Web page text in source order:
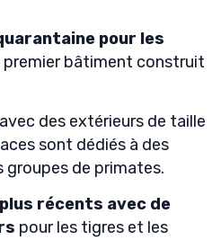
pour les
premier bâtiment construit
avec des extérieurs de taille
sont dédiés à des
de primates.
récents avec de
pour les tigres et les